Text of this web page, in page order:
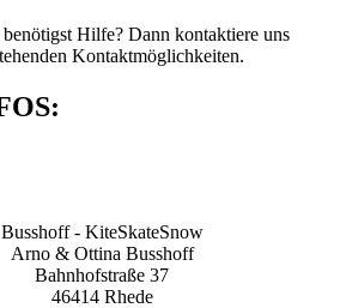
Hilfe? Dann kontaktiere uns
Kontaktmöglichkeiten.
Busshoff - KiteSkateSnow
Arno & Ottina Busshoff
Bahnhofstraße 37
46414 Rhede